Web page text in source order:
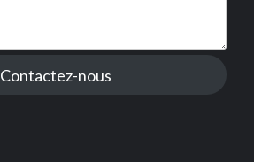
Contactez-nous